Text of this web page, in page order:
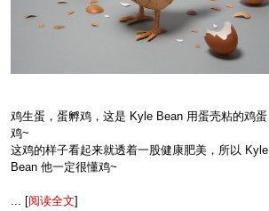
鸡生蛋，蛋孵鸡，这是 Kyle Bean 用蛋壳粘的鸡蛋
鸡~
这鸡的样子看起来就透着一股健康肥美，所以 Kyle
Bean 他一定很懂鸡~
... [阅读全文]